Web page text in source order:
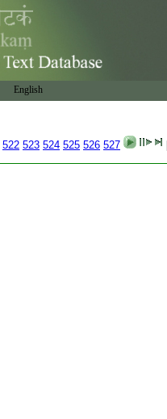
English
522 523 524 525 526 527